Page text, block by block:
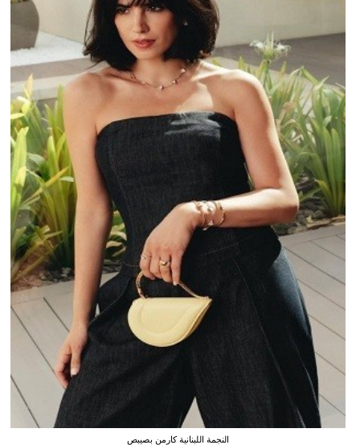
النجمة اللبنانية كارمن بصيبص